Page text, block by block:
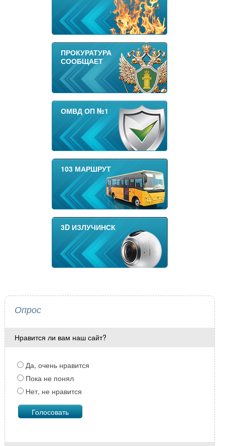
ПРОКУРАТУРА
СООБЩАЕТ
ОМВД ОП №1
103 МАРШРУТ
3D ИЗЛУЧИНСК
Опрос
Нравится ли вам наш сайт?
Да, очень нравится
Пока не понял
Нет, не нравится